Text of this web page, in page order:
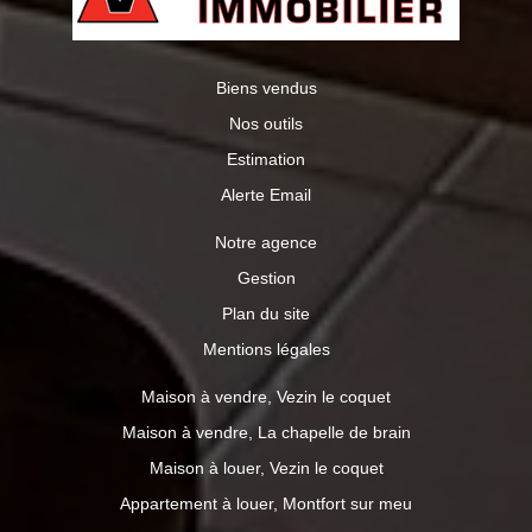
Biens vendus
Nos outils
Estimation
Alerte Email
Notre agence
Gestion
Plan du site
Mentions légales
Maison à vendre, Vezin le coquet
Maison à vendre, La chapelle de brain
Maison à louer, Vezin le coquet
Appartement à louer, Montfort sur meu